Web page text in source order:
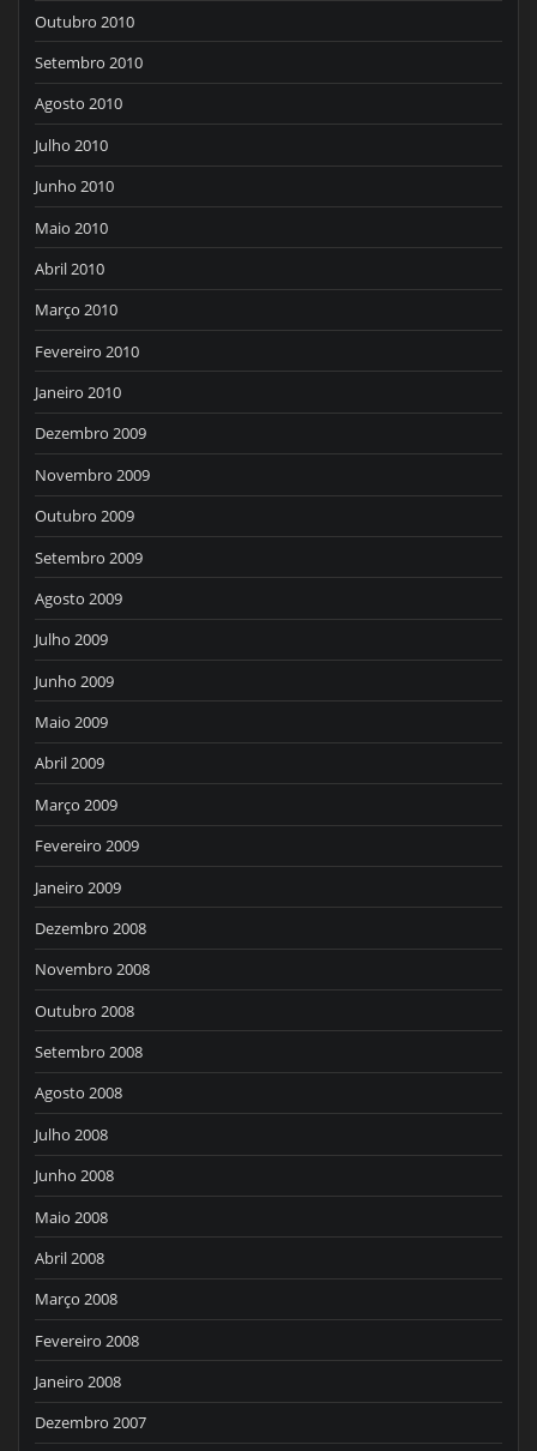
Outubro 2010
Setembro 2010
Agosto 2010
Julho 2010
Junho 2010
Maio 2010
Abril 2010
Março 2010
Fevereiro 2010
Janeiro 2010
Dezembro 2009
Novembro 2009
Outubro 2009
Setembro 2009
Agosto 2009
Julho 2009
Junho 2009
Maio 2009
Abril 2009
Março 2009
Fevereiro 2009
Janeiro 2009
Dezembro 2008
Novembro 2008
Outubro 2008
Setembro 2008
Agosto 2008
Julho 2008
Junho 2008
Maio 2008
Abril 2008
Março 2008
Fevereiro 2008
Janeiro 2008
Dezembro 2007